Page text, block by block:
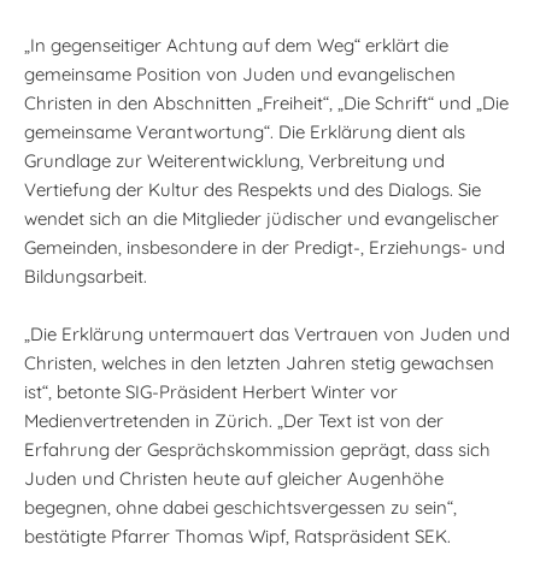
„In gegenseitiger Achtung auf dem Weg“ erklärt die
gemeinsame Position von Juden und evangelischen
Christen in den Abschnitten „Freiheit“, „Die Schrift“ und „Die
gemeinsame Verantwortung“. Die Erklärung dient als
Grundlage zur Weiterentwicklung, Verbreitung und
Vertiefung der Kultur des Respekts und des Dialogs. Sie
wendet sich an die Mitglieder jüdischer und evangelischer
Gemeinden, insbesondere in der Predigt-, Erziehungs- und
Bildungsarbeit.
„Die Erklärung untermauert das Vertrauen von Juden und
Christen, welches in den letzten Jahren stetig gewachsen
ist“, betonte SIG-Präsident Herbert Winter vor
Medienvertretenden in Zürich. „Der Text ist von der
Erfahrung der Gesprächskommission geprägt, dass sich
Juden und Christen heute auf gleicher Augenhöhe
begegnen, ohne dabei geschichtsvergessen zu sein“,
bestätigte Pfarrer Thomas Wipf, Ratspräsident SEK.